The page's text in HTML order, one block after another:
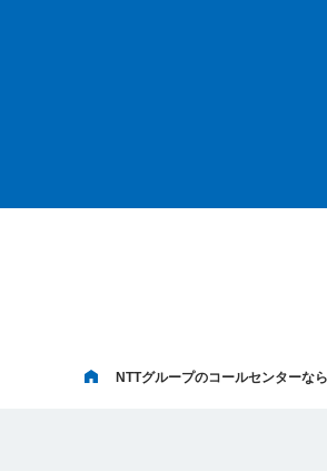
NTTグループのコールセンターな